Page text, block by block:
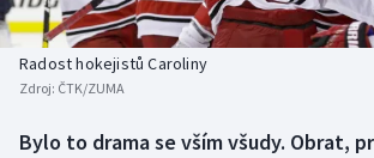
Biatlon
Boby a skeleton
Box
Aplikace ČT sport
AZ kvíz
Radost hokejistů Caroliny
Zdroj: ČTK/ZUMA
Bylo to drama se vším všudy. Obrat,